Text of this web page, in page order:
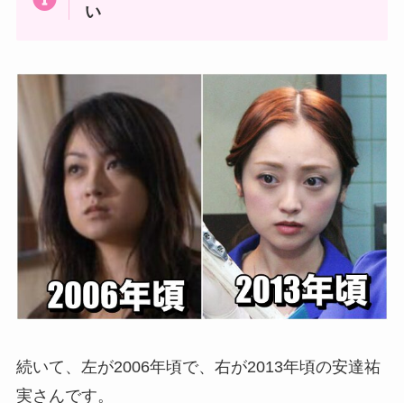
い
続いて、左が2006年頃で、右が2013年頃の安達祐
実さんです。